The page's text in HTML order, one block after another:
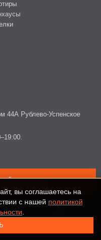
44А Рублево-Успенское
ЗВОНОК
вы соглашаетесь на
с нашей политикой